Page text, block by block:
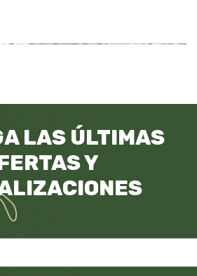
LAS ÚLTIMAS
Y